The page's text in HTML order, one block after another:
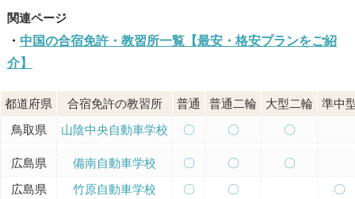
中国の合宿免許・教習所一覧【最安・格安プランをご紹
介】
都道府県 合宿免許の教習所 普通 普通二輪 大型二輪
準中
鳥取県
山陰中央自動車学校 〇 〇 〇
広島県 備南自動車学校 〇 〇
〇
広島県
竹原自動車学校 〇 〇 〇